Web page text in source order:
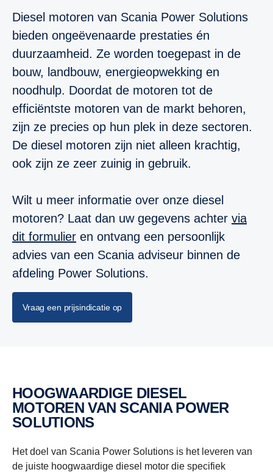
Diesel motoren van Scania Power Solutions
bieden ongeëvenaarde prestaties én
duurzaamheid. Ze worden toegepast in de
bouw, landbouw, energieopwekking en
noodhulp. Doordat de motoren tot de
efficiëntste motoren van de markt behoren,
zijn ze precies op hun plek in deze sectoren.
De diesel motoren zijn niet alleen krachtig,
ook zijn ze zeer zuinig in gebruik.
Wilt u meer informatie over onze diesel
motoren? Laat dan uw gegevens achter via
dit formulier en ontvang een persoonlijk
advies van een Scania adviseur binnen de
afdeling Power Solutions.
Vraag een prijsindicatie op
HOOGWAARDIGE DIESEL
MOTOREN VAN SCANIA POWER
SOLUTIONS
Het doel van Scania Power Solutions is het leveren van
de juiste hoogwaardige diesel motor die specifiek